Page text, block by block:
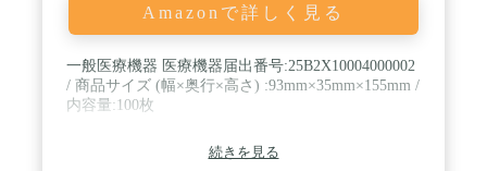
Amazonで詳しく見る
一般医療機器 医療機器届出番号:25B2X10004000002
/ 商品サイズ (幅×奥行×高さ) :93mm×35mm×155mm /
内容量:100枚
続きを見る